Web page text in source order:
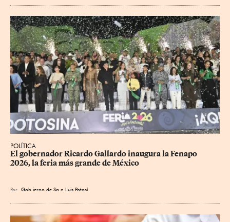
POLÍTICA
​El gobernador Ricardo Gallardo inaugura la Fenapo
2026, la feria más grande de México
Por Gob ierno de Sa n Luis Potosí